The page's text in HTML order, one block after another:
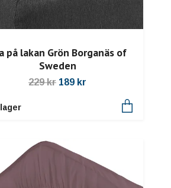
på lakan Grön Borganäs of
Sweden
229 kr 189 kr